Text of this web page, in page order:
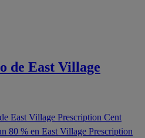
de East Village
East Village Prescription Cent
80 % en East Village Prescription